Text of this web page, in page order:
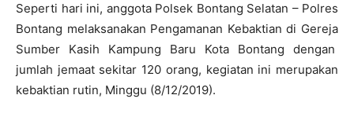
Seperti hari ini, anggota Polsek Bontang Selatan – Polres
Bontang melaksanakan Pengamanan Kebaktian di Gereja
Sumber Kasih Kampung Baru Kota Bontang dengan
jumlah jemaat sekitar 120 orang, kegiatan ini merupakan
kebaktian rutin, Minggu (8/12/2019).